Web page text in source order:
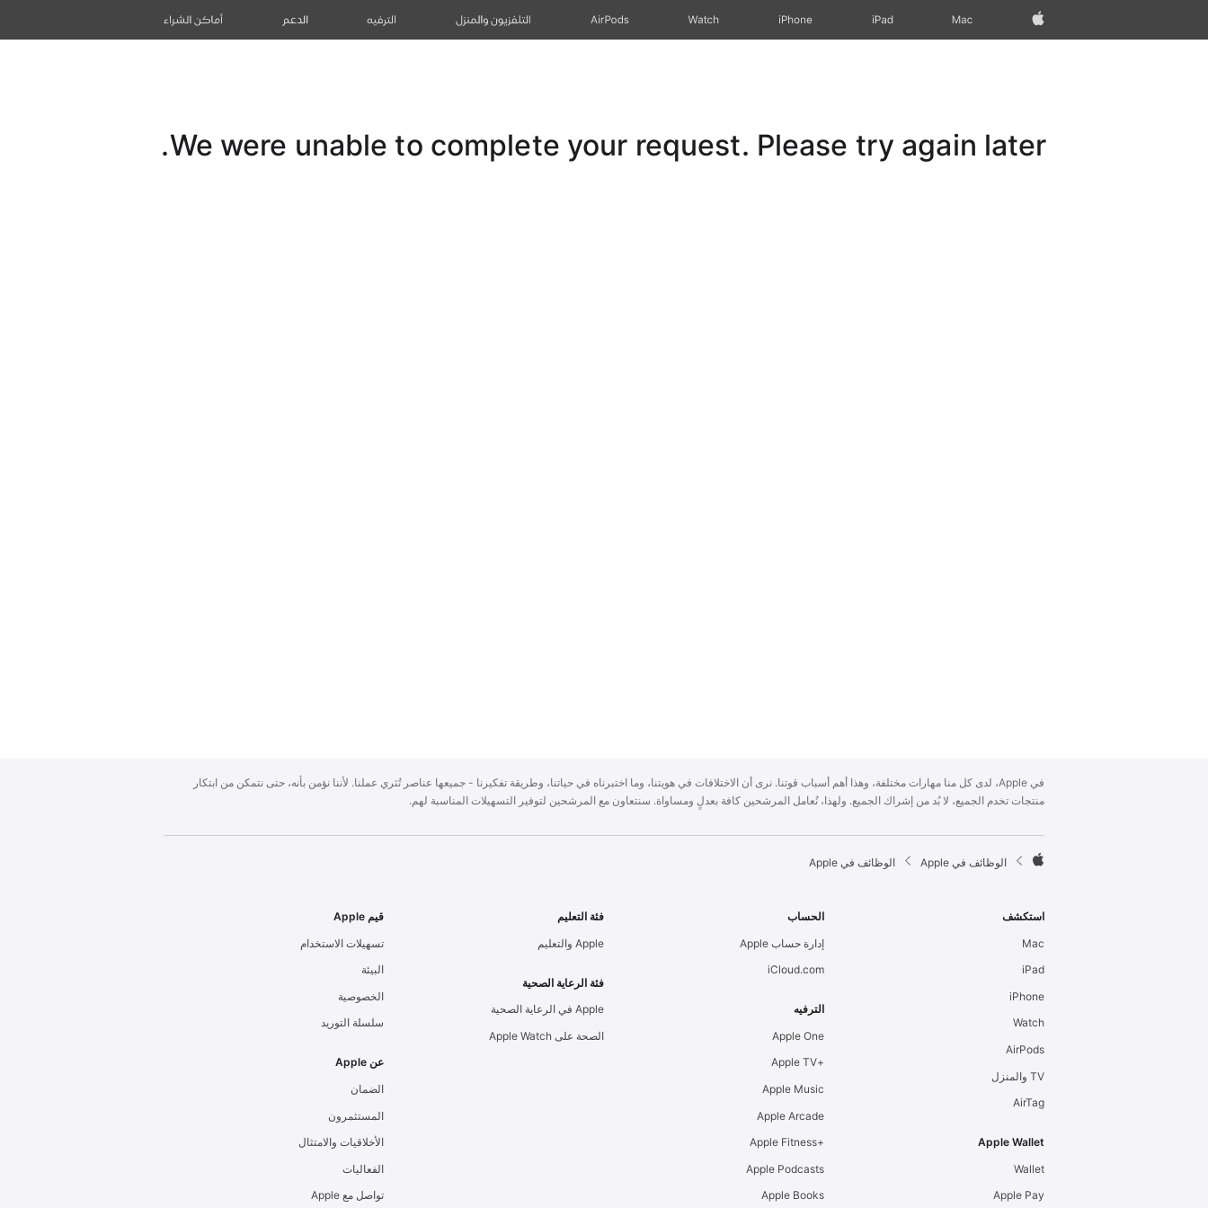
Apple‏
Mac
iPad‏
iPhone
Watch
AirPods التلفزيون والمنزل الترفيه الدعم أماكن الشراء
We were unable to complete your request. Please try again later.
p
p
e
F
t
r
في Apple، لدى كل منا مهارات مختلفة، وهذا أهم أسباب قوتنا. نرى أن الاختلافات في هويتنا، وما اختبرناه في حياتنا، وطريقة تفكيرنا - جميعها عناصر تُثري عملنا. لأننا نؤمن بأنه، حتى نتمكن من ابتكار
منتجات تخدم الجميع، لا بُد من إشراك الجميع. ولهذا، نُعامل المرشحين كافة بعدلٍ ومساواة. سنتعاون مع المرشحين لتوفير التسهيلات المناسبة لهم.

p
e
الوظائف في Apple الوظائف في Apple
استكشف
Mac
iPad
iPhone
Watch
AirPods
TV والمنزل
AirTag
Apple Wallet
Wallet
Apple Pay
الحساب
إدارة حساب Apple
iCloud.com
الترفيه
Apple One
+Apple TV
Apple Music
Apple Arcade
+Apple Fitness
Apple Podcasts
Apple Books
فئة التعليم
Apple والتعليم
فئة الرعاية الصحية
Apple في الرعاية الصحية
الصحة على Apple Watch
قيم Apple
تسهيلات الاستخدام
البيئة
الخصوصية
سلسلة التوريد
عن Apple
الضمان
المستثمرون
الأخلاقيات والامتثال
الفعاليات
تواصل مع Apple